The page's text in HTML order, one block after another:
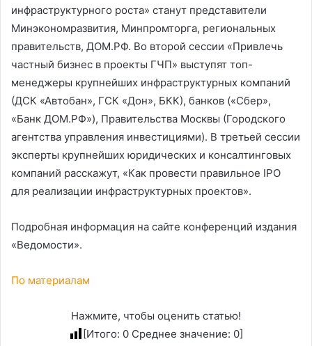
инфраструктурного роста» станут представители
Минэкономразвития, Минпромторга, региональных
правительств, ДОМ.РФ. Во второй сессии «Привлечь
частный бизнес в проекты ГЧП» выступят топ-
менеджеры крупнейших инфраструктурных компаний
(ДСК «Автобан», ГСК «Дон», БКК), банков («Сбер»,
«Банк ДОМ.РФ»), Правительства Москвы (Городского
агентства управления инвестициями). В третьей сессии
эксперты крупнейших юридических и консалтинговых
компаний расскажут, «Как провести правильное IPO
для реализации инфраструктурных проектов».
Подробная информация на сайте конференций издания
«Ведомости».
По материалам
Нажмите, чтобы оценить статью!
[Итого: 0 Среднее значение: 0]